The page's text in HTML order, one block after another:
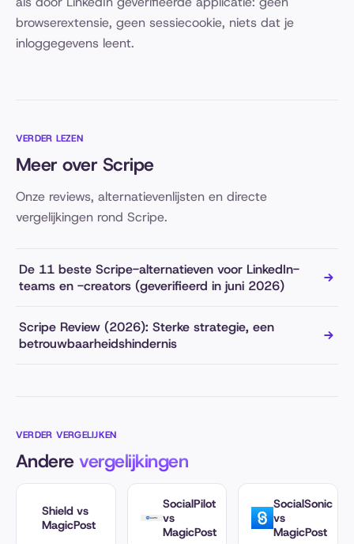
browserextensie, geen sessiecookie, niets dat je
inloggegevens leent.
VERDER LEZEN
Meer over Scripe
Onze reviews, alternatievenlijsten en directe
vergelijkingen rond Scripe.
De 11 beste Scripe-alternatieven voor LinkedIn-
teams en -creators (geverifieerd in juni 2026)
Scripe Review (2026): Sterke strategie, een
betrouwbaarheidshindernis
VERDER VERGELIJKEN
Anderevergelijkingen
Shield vs
MagicPost
SocialPilot
vs
MagicPost
SocialSonic
vs
MagicPost